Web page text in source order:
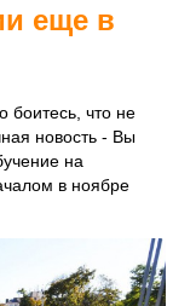
еще в
боитесь, что не
новость - Вы
на
в ноябре